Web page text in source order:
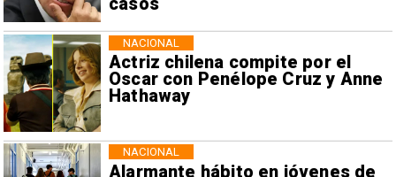
Actriz chilena compite por el
Oscar con Penélope Cruz y Anne
Hathaway
NACIONAL
Alarmante hábito en jóvenes de
NACIONAL